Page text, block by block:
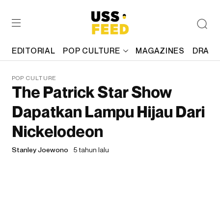
EDITORIAL POP CULTURE MAGAZINES
POP CULTURE
The Patrick Star Show
Dapatkan Lampu Hijau Dari
Nickelodeon
Stanley Joewono 5 tahun lalu